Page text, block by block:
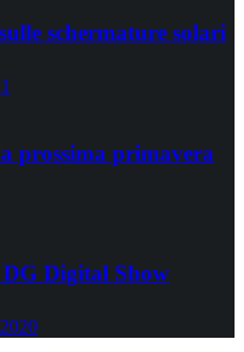
schermature solari
prossima primavera
Digital Show